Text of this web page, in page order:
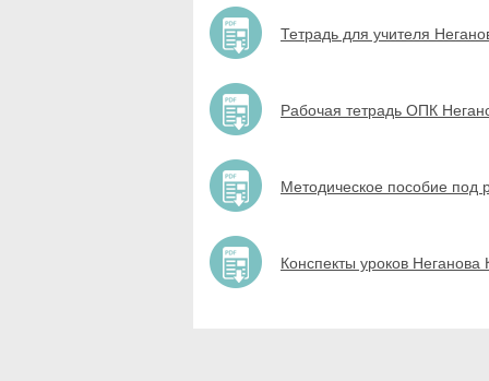
Тетрадь для учителя
Рабочая тетрадь ОПК
Методическое пособие под
Конспекты уроков Неганова